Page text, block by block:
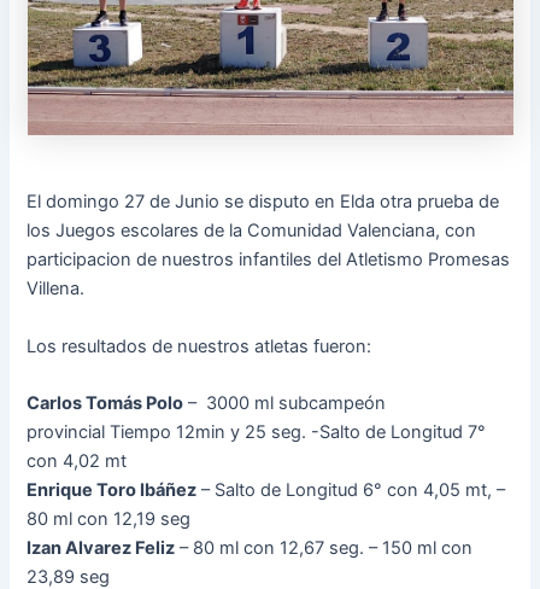
El domingo 27 de Junio se disputo en Elda otra prueba de
los Juegos escolares de la Comunidad Valenciana, con
participacion de nuestros infantiles del Atletismo Promesas
Villena.
Los resultados de nuestros atletas fueron:
Carlos Tomás Polo – 3000 ml subcampeón
provincial Tiempo 12min y 25 seg. -Salto de Longitud 7°
con 4,02 mt
Enrique Toro Ibáñez – Salto de Longitud 6° con 4,05 mt, –
80 ml con 12,19 seg
Izan Alvarez Feliz – 80 ml con 12,67 seg. – 150 ml con
23,89 seg